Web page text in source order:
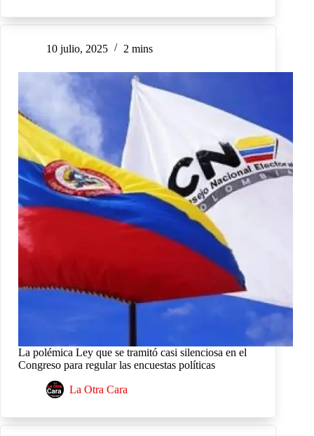
10 julio, 2025 2 mins
La polémica Ley que se tramitó casi silenciosa en el
Congreso para regular las encuestas políticas
La Otra Cara